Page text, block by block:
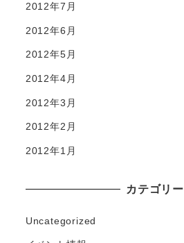
2012年7月
2012年6月
2012年5月
2012年4月
2012年3月
2012年2月
2012年1月
カテゴリー
Uncategorized